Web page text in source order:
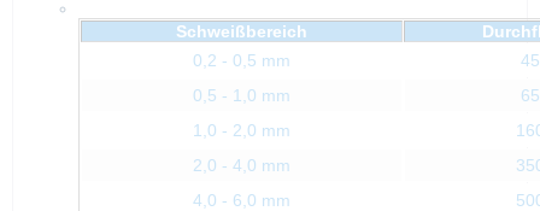
Schweißbereich
0,2 - 0,5 mm
0,5 - 1,0 mm
1,0 - 2,0 mm
2,0 - 4,0 mm
4,0 - 6,0 mm